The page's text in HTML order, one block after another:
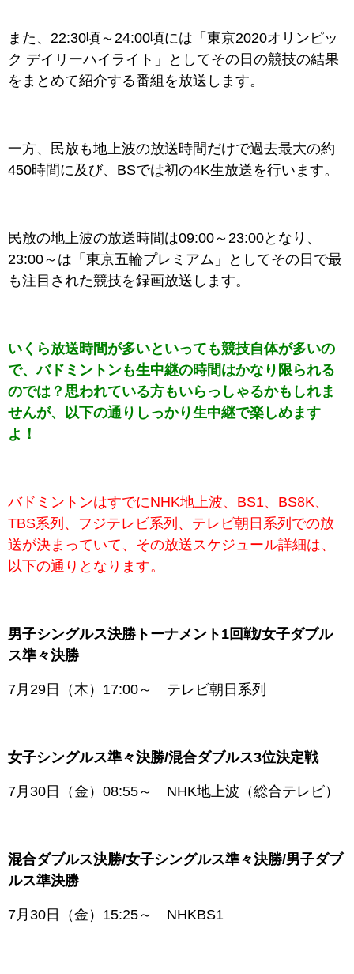
また、22:30頃～24:00頃には「東京2020オリンピッ
ク デイリーハイライト」としてその日の競技の結果
をまとめて紹介する番組を放送します。
一方、民放も地上波の放送時間だけで過去最大の約
450時間に及び、BSでは初の4K生放送を行います。
民放の地上波の放送時間は09:00～23:00となり、
23:00～は「東京五輪プレミアム」としてその日で最
も注目された競技を録画放送します。
いくら放送時間が多いといっても競技自体が多いの
で、バドミントンも生中継の時間はかなり限られる
のでは？思われている方もいらっしゃるかもしれま
せんが、以下の通りしっかり生中継で楽しめます
よ！
バドミントンはすでにNHK地上波、BS1、BS8K、
TBS系列、フジテレビ系列、テレビ朝日系列での放
送が決まっていて、 その放送スケジュール詳細は、
以下の通りとなります。
男子シングルス決勝トーナメント1回戦/女子ダブル
ス準々決勝
7月29日（木）17:00～ テレビ朝日系列
女子シングルス準々決勝/混合ダブルス3位決定戦
7月30日（金）08:55～ NHK地上波（総合テレビ）
混合ダブルス決勝/女子シングルス準々決勝/男子ダブ
ルス準決勝
7月30日（金）15:25～ NHKBS1